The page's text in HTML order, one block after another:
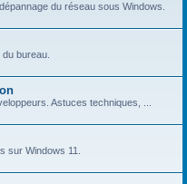
du réseau sous Windows.
bureau.
Astuces techniques, ...
sur Windows 11.